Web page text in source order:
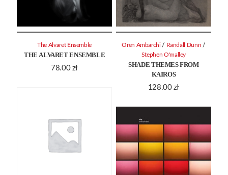
THE ALVARET ENSEMBLE
78.00 zł
The Alvaret Ensemble
SHADE THEMES FROM
KAIROS
128.00 zł
Oren Ambarchi / Randall Dunn /
Stephen O'malley